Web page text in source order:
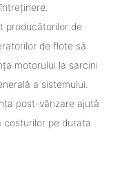
producătorilor de
de flote să
motorului la sarcini
a sistemului.
post-vânzare ajută
costurilor pe durata